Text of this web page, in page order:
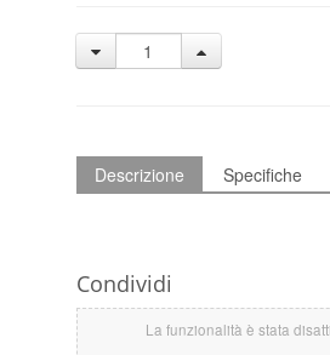
Descrizione Specifiche
Condividi
La funzionalità è stata